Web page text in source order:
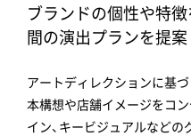
ブランドの個性や特
間の演出プランを提案
アートディレクションに基
本構想や店舗イメージをコ
イン、キービジュアルなど